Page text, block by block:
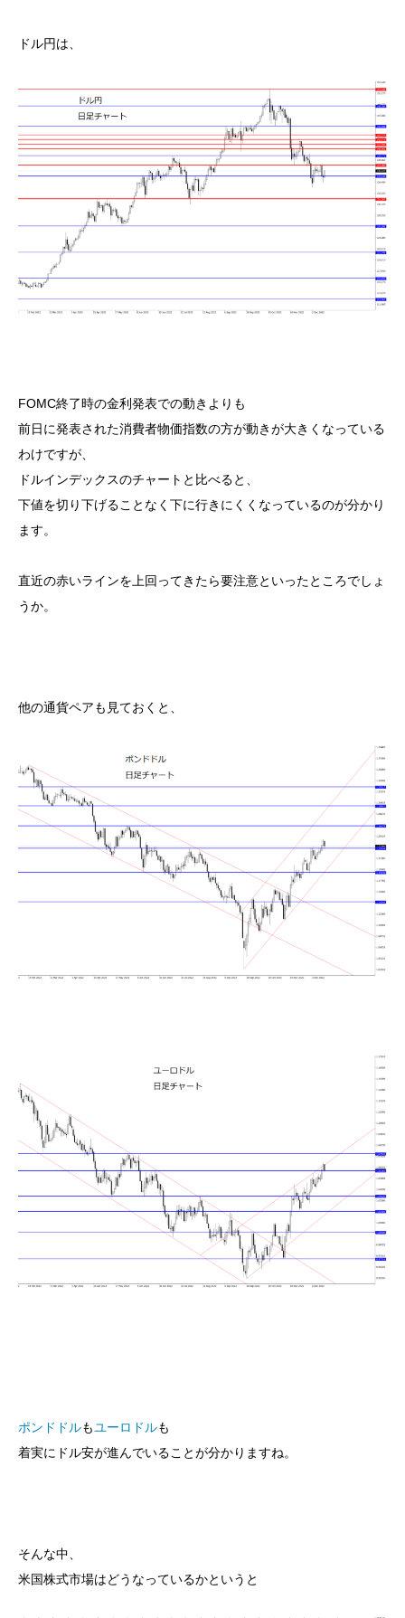
ドル円は、
FOMC終了時の金利発表での動きよりも
前日に発表された消費者物価指数の方が動きが大きくなっている
わけですが、
ドルインデックスのチャートと比べると、
下値を切り下げることなく下に行きにくくなっているのが分かり
ます。
直近の赤いラインを上回ってきたら要注意といったところでしょ
うか。
他の通貨ペアも見ておくと、
ポンドドルもユーロドルも
着実にドル安が進んでいることが分かりますね。
そんな中、
米国株式市場はどうなっているかというと